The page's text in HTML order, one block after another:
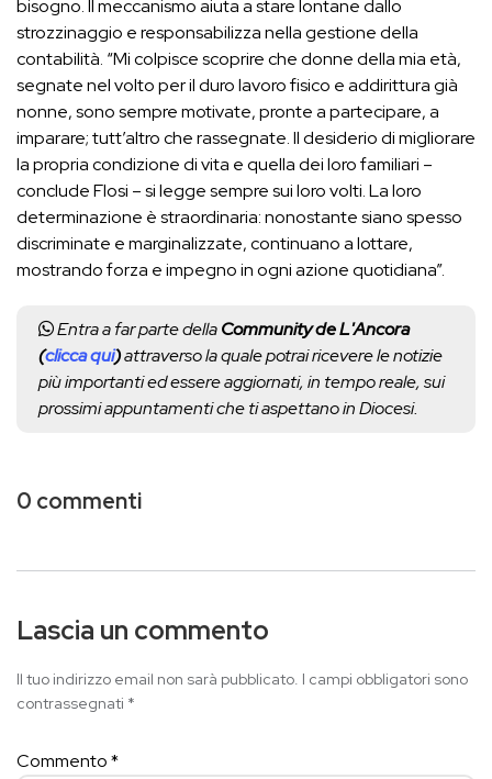
bisogno. Il meccanismo aiuta a stare lontane dallo
strozzinaggio e responsabilizza nella gestione della
contabilità. “Mi colpisce scoprire che donne della mia età,
segnate nel volto per il duro lavoro fisico e addirittura già
nonne, sono sempre motivate, pronte a partecipare, a
imparare; tutt’altro che rassegnate. Il desiderio di migliorare
la propria condizione di vita e quella dei loro familiari –
conclude Flosi – si legge sempre sui loro volti. La loro
determinazione è straordinaria: nonostante siano spesso
discriminate e marginalizzate, continuano a lottare,
mostrando forza e impegno in ogni azione quotidiana”.
Entra a far parte dellaCommunity de L'Ancora
(clicca qui)attraverso la quale potrai ricevere le notizie
più importanti ed essere aggiornati, in tempo reale, sui
prossimi appuntamenti che ti aspettano in Diocesi.
0 commenti
Lascia un commento
Il tuo indirizzo email non sarà pubblicato. I campi obbligatori sono
contrassegnati *
Commento*